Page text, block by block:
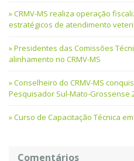
CRMV-MS realiza operação
estratégicos de atendimento
Presidentes das Comissões
alinhamento no CRMV-MS
Conselheiro do CRMV-MS
Pesquisador Sul-Mato-Grossense
Curso de Capacitação Técnica
Comentários